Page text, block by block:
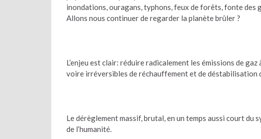
inondations, ouragans, typhons, feux de forêts, fonte des
Allons nous continuer de regarder la planète brûler ?
L’enjeu est clair: réduire radicalement les émissions de
voire irréversibles de réchauffement et de déstabilisation
Le dérèglement massif, brutal, en un temps aussi court du
de l’humanité.